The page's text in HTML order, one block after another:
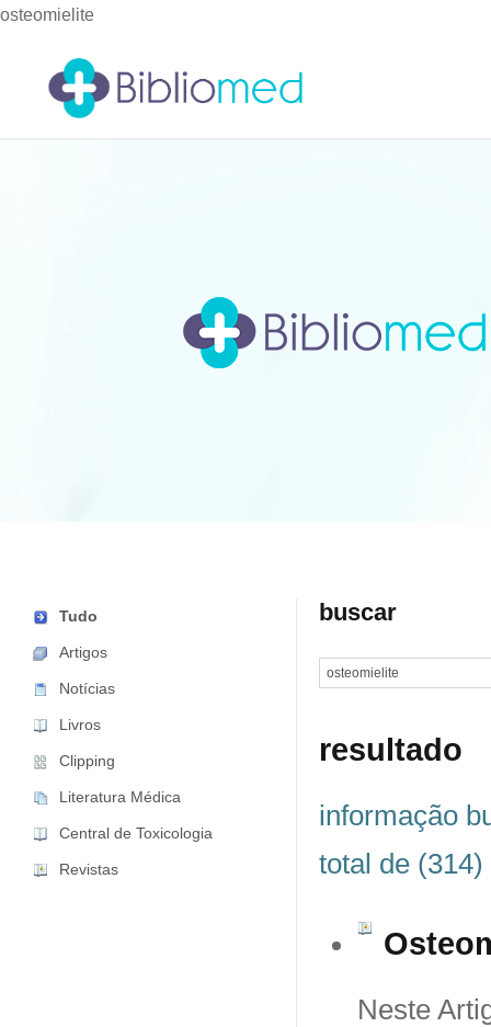
osteomielite
Tudo
Artigos
Notícias
Livros
Clipping
Literatura Médica
Central de Toxicologia
Revistas
buscar
resultado
informação
total de
Neste